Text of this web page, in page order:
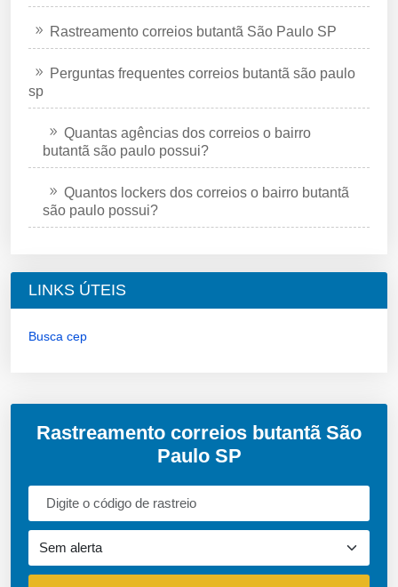
Rastreamento correios butantã São Paulo SP
Perguntas frequentes correios butantã são paulo
sp
Quantas agências dos correios o bairro
butantã são paulo possui?
Quantos lockers dos correios o bairro butantã
são paulo possui?
LINKS ÚTEIS
Busca cep
Rastreamento correios butantã São
Paulo SP